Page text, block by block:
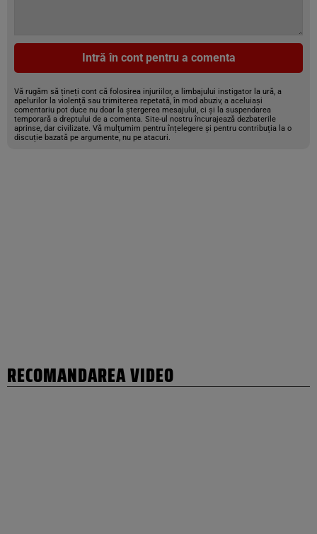
Intră în cont pentru a comenta
Vă rugăm să țineți cont că folosirea injuriilor, a limbajului instigator la ură, a
apelurilor la violență sau trimiterea repetată, în mod abuziv, a aceluiași
comentariu pot duce nu doar la ștergerea mesajului, ci și la suspendarea
temporară a dreptului de a comenta. Site-ul nostru încurajează dezbaterile
aprinse, dar civilizate. Vă mulțumim pentru înțelegere și pentru contribuția la o
discuție bazată pe argumente, nu pe atacuri.
RECOMANDAREA VIDEO